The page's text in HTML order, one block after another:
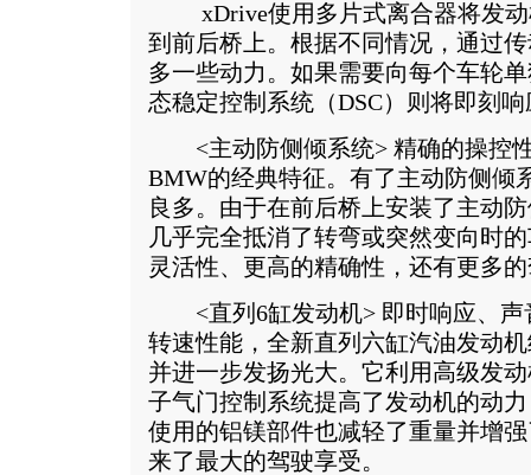
xDrive使用多片式离合器将发
到前后桥上。根据不同情况，通过
多一些动力。如果需要向每个车轮
态稳定控制系统（DSC）则将即刻
<主动防侧倾系统> 精确的操控
BMW的经典特征。有了主动防侧倾
良多。由于在前后桥上安装了主动
几乎完全抵消了转弯或突然变向时
灵活性、更高的精确性，还有更多
<直列6缸发动机> 即时响应、声
转速性能，全新直列六缸汽油发动
并进一步发扬光大。它利用高级发
子气门控制系统提高了发动机的动
使用的铝镁部件也减轻了重量并增
来了最大的驾驶享受。